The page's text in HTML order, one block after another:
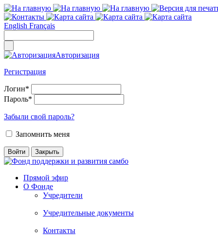
English Français
Авторизация
Регистрация
Логин*
Пароль*
Забыли свой пароль?
Запомнить меня
Прямой эфир
О Фонде
Учредители
Учредительные документы
Контакты